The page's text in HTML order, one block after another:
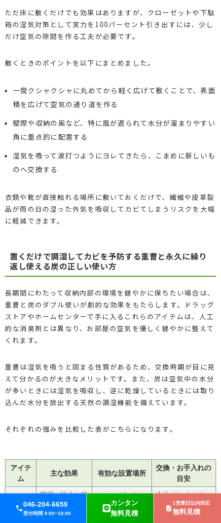
046-204-6659
受付時間 9:00~18:00
カンタン
無料見積
1営業日以内対応
無料見積
ただ床に敷くだけでも効果はありますが、クローゼットや下駄
箱の湿気対策として実力を100パーセント引き出すには、少し
だけ空気の隙間を作る工夫が必要です。
敷くときのポイントを以下にまとめました。
一度クシャクシャに丸めてから軽く広げて敷くことで、表面
積を広げて空気の通り道を作る
壁際や収納の奥など、特に風が遮られて水分が溜まりやすい
角に重点的に配置する
湿気を吸って波打つようにヨレてきたら、こまめに新しいも
のへ交換する
衣類や靴が直接触れる場所に敷いておくだけで、繊維や皮革製
品が雨の日の湿った外気を吸収してカビてしまうリスクを大幅
に軽減できます。
置くだけで調湿してカビを予防する重曹と永久に繰り
返し使える炭の正しい使い方
長期間にわたって収納内部の環境を健やかに保ちたい場合は、
重曹と炭のダブル使いが劇的な効果をもたらします。ドラッグ
ストアやホームセンターで手に入るこれらのアイテムは、人工
的な消臭剤とは異なり、お部屋の空気を優しく健やかに整えて
くれます。
重曹は湿気を吸うと固まる性質があるため、交換時期が目に見
えて分かるのが大きなメリットです。また、炭は空気中の水分
が多いときには湿気を吸収し、逆に乾燥しているときには取り
込んだ水分を放出する天然の調湿機能を備えています。
それぞれの強みを比較した表がこちらになります。
アイテ
ム
主な効果 有効な設置場所
交換・お手入れの
目安
重曹
吸湿と強力な酸
性臭の消臭
クローゼットの
床面や靴箱の隅
全体がカチカチに
固まったら交換